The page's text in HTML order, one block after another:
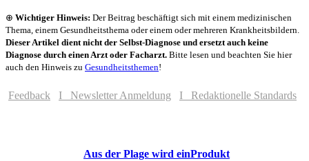
⊕ Wichtiger Hinweis: Der Beitrag beschäftigt sich mit einem medizinischen
Thema, einem Gesundheitsthema oder einem oder mehreren Krankheitsbildern.
Dieser Artikel dient nicht der Selbst-Diagnose und ersetzt auch keine
Diagnose durch einen Arzt oder Facharzt. Bitte lesen und beachten Sie hier
auch den Hinweis zu Gesundheitsthemen!
Feedback I Newsletter Anmeldung I Redaktionelle Standards
Aus der Plage wird einProdukt